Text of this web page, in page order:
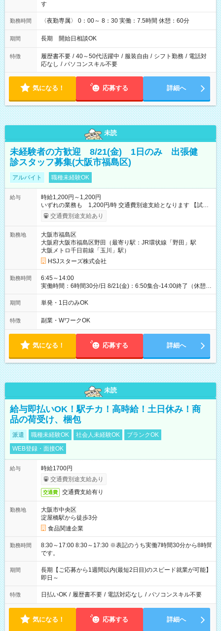
す
勤務時間 〈夜勤専属〉 0：00～ 8：30 実働：7.5時間 休憩：60分
期間 長期 開始日相談OK
特徴 履歴書不要 / 40～50代活躍中 / 服装自由 / シフト勤務 / 電話対
応なし / パソコンスキル不要
気になる！ 応募する 詳細へ
未読
未経験者の方歓迎 8/21(金) 1日のみ 出張健
診スタッフ募集(大阪市福島区)
アルバイト 職種未経験OK
給与
時給1,200円～1,200円
いずれの業務も 1,200円/時 交通費別途支給となります 【試用
期間】試用期間なし
交通費別途支給あり
勤務地
大阪市福島区
大阪府大阪市福島区野田（最寄り駅：JR環状線「野田」駅
大阪メトロ千日前線「玉川」駅）
HSJスターズ株式会社
勤務時間
6:45～14:00
実働時間：6時間30分/日 8/21(金)：6:50集合-14:00終了（休憩
45分)
期間 単発・1日のみOK
特徴 副業・WワークOK
気になる！ 応募する 詳細へ
未読
給与即払いOK！駅チカ！高時給！土日休み！商
品の荷受け、梱包
派遣 職種未経験OK 社会人未経験OK
ブランクOK
WEB登録・面接OK
給与
時給1700円
交通費別途支給あり
交通費 交通費支給有り
勤務地
大阪市中央区
淀屋橋駅から徒歩3分
食品関連企業
勤務時間
8:30～17:00 8:30～17:30 ※表記のうち実働7時間30分から8時間
です。
期間
長期【ご応募から1週間以内(最短2日目)のスピード就業が可能】
即日～
特徴 日払いOK / 履歴書不要 / 電話対応なし / パソコンスキル不要
気になる！ 応募する 詳細へ